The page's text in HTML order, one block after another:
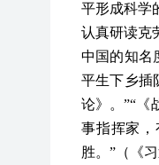
平形成科学
认真研读克
中国的知名
平生下乡插
论》。”“《
事指挥家，
胜。”（《